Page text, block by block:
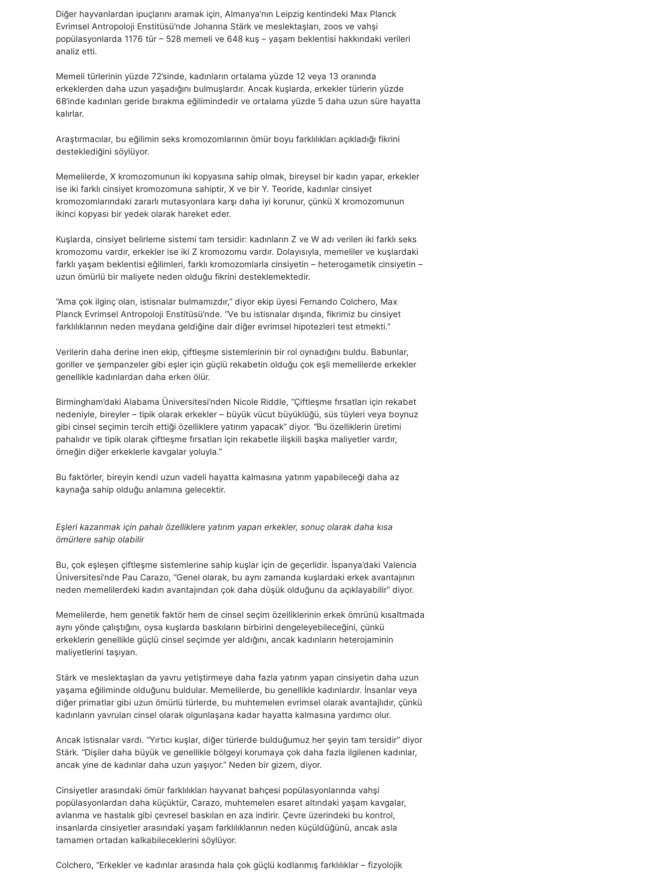
Diğer hayvanlardan ipuçlarını aramak için, Almanya’nın Leipzig kentindeki Max Planck
Evrimsel Antropoloji Enstitüsü’nde Johanna Stärk ve meslektaşları, zoos ve vahşi
popülasyonlarda 1176 tür – 528 memeli ve 648 kuş – yaşam beklentisi hakkındaki verileri
analiz etti.
Memeli türlerinin yüzde 72’sinde, kadınların ortalama yüzde 12 veya 13 oranında
erkeklerden daha uzun yaşadığını bulmuşlardır. Ancak kuşlarda, erkekler türlerin yüzde
68’inde kadınları geride bırakma eğilimindedir ve ortalama yüzde 5 daha uzun süre hayatta
kalırlar.
Araştırmacılar, bu eğilimin seks kromozomlarının ömür boyu farklılıkları açıkladığı fikrini
desteklediğini söylüyor.
Memelilerde, X kromozomunun iki kopyasına sahip olmak, bireysel bir kadın yapar, erkekler
ise iki farklı cinsiyet kromozomuna sahiptir, X ve bir Y. Teoride, kadınlar cinsiyet
kromozomlarındaki zararlı mutasyonlara karşı daha iyi korunur, çünkü X kromozomunun
ikinci kopyası bir yedek olarak hareket eder.
Kuşlarda, cinsiyet belirleme sistemi tam tersidir: kadınların Z ve W adı verilen iki farklı seks
kromozomu vardır, erkekler ise iki Z kromozomu vardır. Dolayısıyla, memeliler ve kuşlardaki
farklı yaşam beklentisi eğilimleri, farklı kromozomlarla cinsiyetin – heterogametik cinsiyetin –
uzun ömürlü bir maliyete neden olduğu fikrini desteklemektedir.
“Ama çok ilginç olan, istisnalar bulmamızdır,” diyor ekip üyesi Fernando Colchero, Max
Planck Evrimsel Antropoloji Enstitüsü’nde. “Ve bu istisnalar dışında, fikrimiz bu cinsiyet
farklılıklarının neden meydana geldiğine dair diğer evrimsel hipotezleri test etmekti.”
Verilerin daha derine inen ekip, çiftleşme sistemlerinin bir rol oynadığını buldu. Babunlar,
goriller ve şempanzeler gibi eşler için güçlü rekabetin olduğu çok eşli memelilerde erkekler
genellikle kadınlardan daha erken ölür.
Birmingham’daki Alabama Üniversitesi’nden Nicole Riddle, “Çiftleşme fırsatları için rekabet
nedeniyle, bireyler – tipik olarak erkekler – büyük vücut büyüklüğü, süs tüyleri veya boynuz
gibi cinsel seçimin tercih ettiği özelliklere yatırım yapacak” diyor. “Bu özelliklerin üretimi
pahalıdır ve tipik olarak çiftleşme fırsatları için rekabetle ilişkili başka maliyetler vardır,
örneğin diğer erkeklerle kavgalar yoluyla.”
Bu faktörler, bireyin kendi uzun vadeli hayatta kalmasına yatırım yapabileceği daha az
kaynağa sahip olduğu anlamına gelecektir.
Eşleri kazanmak için pahalı özelliklere yatırım yapan erkekler, sonuç olarak daha kısa
ömürlere sahip olabilir
Bu, çok eşleşen çiftleşme sistemlerine sahip kuşlar için de geçerlidir. İspanya’daki Valencia
Üniversitesi’nde Pau Carazo, “Genel olarak, bu aynı zamanda kuşlardaki erkek avantajının
neden memelilerdeki kadın avantajından çok daha düşük olduğunu da açıklayabilir” diyor.
Memelilerde, hem genetik faktör hem de cinsel seçim özelliklerinin erkek ömrünü kısaltmada
aynı yönde çalıştığını, oysa kuşlarda baskıların birbirini dengeleyebileceğini, çünkü
erkeklerin genellikle güçlü cinsel seçimde yer aldığını, ancak kadınların heterojaminin
maliyetlerini taşıyan.
Stärk ve meslektaşları da yavru yetiştirmeye daha fazla yatırım yapan cinsiyetin daha uzun
yaşama eğiliminde olduğunu buldular. Memelilerde, bu genellikle kadınlardır. İnsanlar veya
diğer primatlar gibi uzun ömürlü türlerde, bu muhtemelen evrimsel olarak avantajlıdır, çünkü
kadınların yavruları cinsel olarak olgunlaşana kadar hayatta kalmasına yardımcı olur.
Ancak istisnalar vardı. “Yırtıcı kuşlar, diğer türlerde bulduğumuz her şeyin tam tersidir” diyor
Stärk. “Dişiler daha büyük ve genellikle bölgeyi korumaya çok daha fazla ilgilenen kadınlar,
ancak yine de kadınlar daha uzun yaşıyor.” Neden bir gizem, diyor.
Cinsiyetler arasındaki ömür farklılıkları hayvanat bahçesi popülasyonlarında vahşi
popülasyonlardan daha küçüktür, Carazo, muhtemelen esaret altındaki yaşam kavgalar,
avlanma ve hastalık gibi çevresel baskıları en aza indirir. Çevre üzerindeki bu kontrol,
insanlarda cinsiyetler arasındaki yaşam farklılıklarının neden küçüldüğünü, ancak asla
tamamen ortadan kalkabileceklerini söylüyor.
Colchero, “Erkekler ve kadınlar arasında hala çok güçlü kodlanmış farklılıklar – fizyolojik